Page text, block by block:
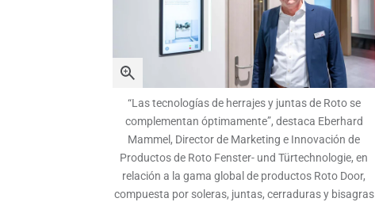
“Las tecnologías de herrajes y juntas de Roto se
complementan óptimamente”, destaca Eberhard
Mammel, Director de Marketing e Innovación de
Productos de Roto Fenster- und Türtechnologie, en
relación a la gama global de productos Roto Door,
compuesta por soleras, juntas, cerraduras y bisagras